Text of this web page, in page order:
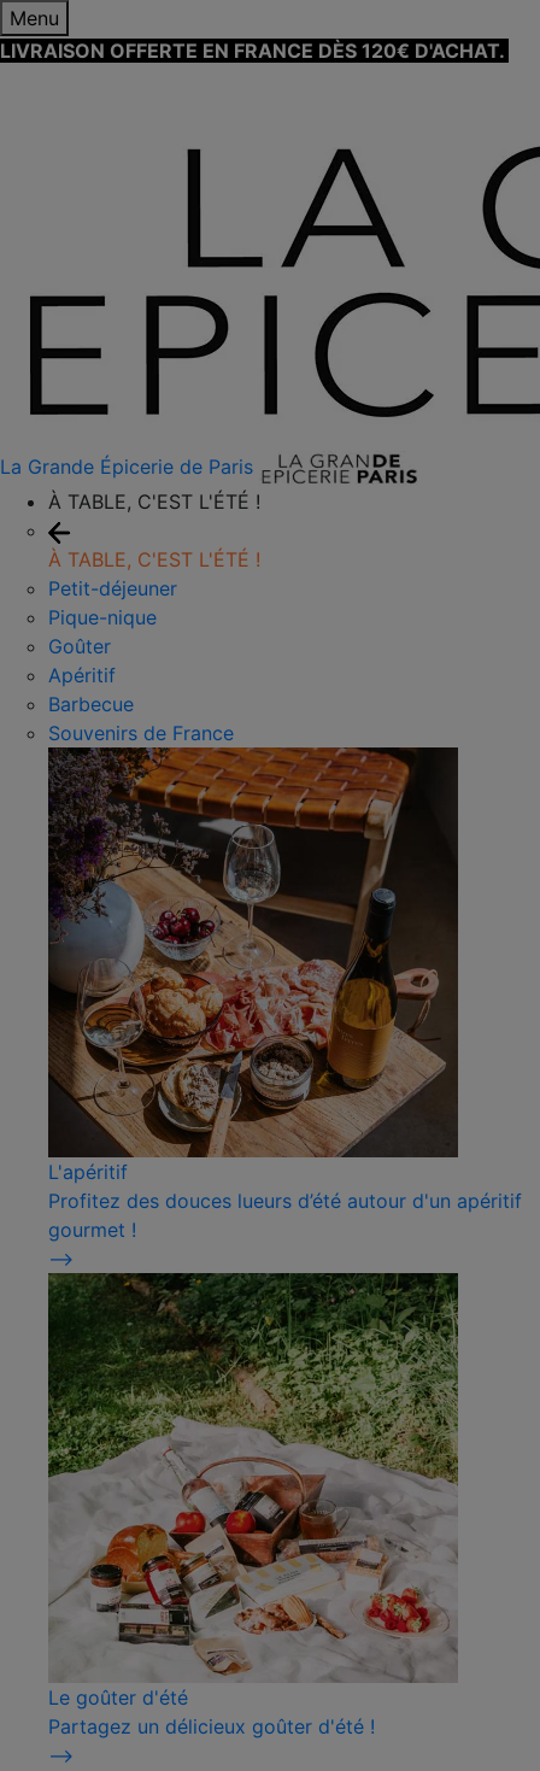
Menu
LIVRAISON OFFERTE EN FRANCE DÈS 120€ D'ACHAT.
La Grande Épicerie de Paris
À TABLE, C'EST L'ÉTÉ !
À TABLE, C'EST L'ÉTÉ !
Petit-déjeuner
Pique-nique
Goûter
Apéritif
Barbecue
Souvenirs de France
L'apéritif
Profitez des douces lueurs d’été autour d'un apéritif
gourmet !
⟶
Le goûter d'été
Partagez un délicieux goûter d'été !
⟶